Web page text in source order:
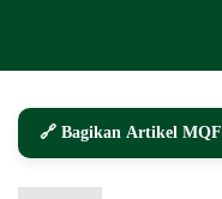
🔗 Bagikan Artikel